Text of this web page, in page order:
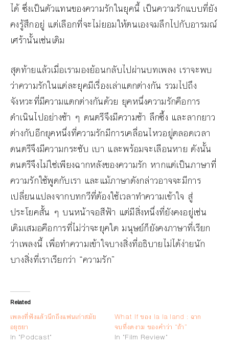
ได้ ซึ่งเป็นตัวแทนของความรักในยุคนี้ เป็นความรักแบบที่ยัง
คงรู้สึกอยู่ แต่เลือกที่จะไม่ยอมให้ตนเองจมลึกไปกับอารมณ์
เศร้านั้นเช่นเดิม
สุดท้ายแล้วเมื่อเรามองย้อนกลับไปผ่านบทเพลง เราจะพบ
ว่าความรักในแต่ละยุคมีเรื่องเล่าแตกต่างกัน รวมไปถึง
จังหวะที่มีความแตกต่างกันด้วย ยุคหนึ่งความรักคือการ
ดำเนินไปอย่างช้า ๆ ดนตรีจึงมีความช้า ลึกซึ้ง และลากยาว
ต่างกับอีกยุคหนึ่งที่ความรักมีการเคลื่อนไหวอยู่ตลอดเวลา
ดนตรีจึงมีความกระชับ เบา และพร้อมจะเลือนหาย ดังนั้น
ดนตรีจึงไม่ใช่เพียงฉากหลังของความรัก หากแต่เป็นภาษาที่
ความรักใช้พูดกับเรา และแม้ภาษาดังกล่าวอาจจะมีการ
เปลี่ยนแปลงจากบทกวีที่ต้องใช้เวลาทำความเข้าใจ สู่
ประโยคสั้น ๆ บนหน้าจอสีฟ้า แต่มีสิ่งหนึ่งที่ยังคงอยู่เช่น
เดิมเสมอคือการที่ไม่ว่าจะยุคใด มนุษย์ก็ยังคงภาษาที่เรียก
ว่าเพลงนี้ เพื่อทำความเข้าใจบางสิ่งที่อธิบายไม่ได้ง่ายนัก
บางสิ่งที่เราเรียกว่า “ความรัก”
Related
เพลงที่ฟังแล้วนึกถึงแฟนเก่าสมัย
อยุธยา
In "Podcast"
What If ของ la la land : ฉาก
จบที่งดงาม ของคำว่า “ถ้า”
In "Film Review"